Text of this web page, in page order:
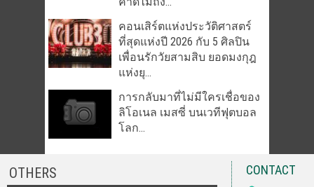
คอนเสิร์ตแห่งประวัติศาสตร์
ที่สุดแห่งปี 2026 กับ 5 ศิลปิน
เพื่อนรักวัยสามสิบ ยอดมงกุฎ
แห่งยุ...
การกลับมาที่ไม่มีใครเชื่อของ
ลิโอเนล เมสซี่ บนเวทีฟุตบอล
โลก...
OTHERS CONTACT